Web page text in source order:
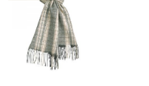
476.00kr
333.20kr